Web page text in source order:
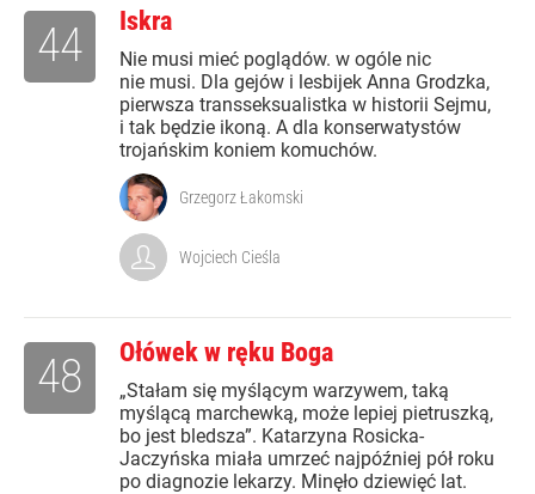
Iskra
Nie musi mieć poglądów. w ogóle nic
nie musi. Dla gejów i lesbijek Anna Grodzka,
pierwsza transseksualistka w historii Sejmu,
i tak będzie ikoną. A dla konserwatystów
trojańskim koniem komuchów.
44
Grzegorz Łakomski
Wojciech Cieśla
Ołówek w ręku Boga
„Stałam się myślącym warzywem, taką
myślącą marchewką, może lepiej pietruszką,
bo jest bledsza”. Katarzyna Rosicka-
Jaczyńska miała umrzeć najpóźniej pół roku
po diagnozie lekarzy. Minęło dziewięć lat.
48